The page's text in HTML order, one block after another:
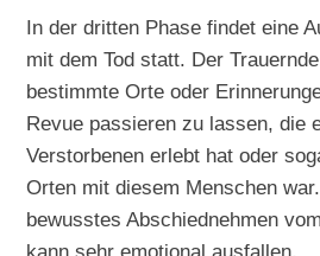
In der dritten Phase findet eine
mit dem Tod statt. Der
bestimmte Orte oder
Revue passieren zu lassen, die
Verstorbenen erlebt hat oder
Orten mit diesem Menschen
bewusstes Abschiednehmen
kann sehr emotional ausfallen.